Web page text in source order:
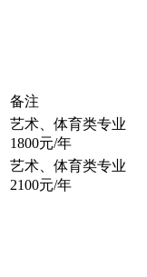
备注
艺术、体育类专业
1800元/年
艺术、体育类专业
2100元/年